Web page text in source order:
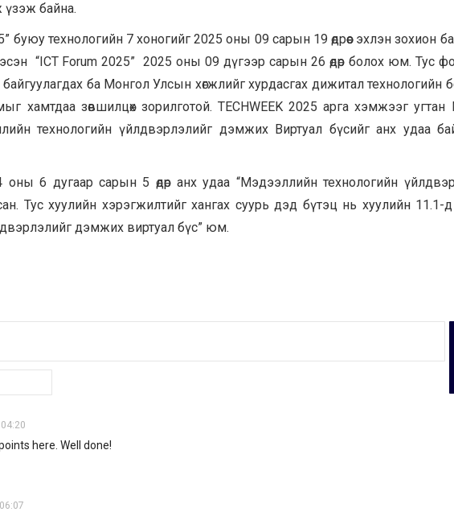
үзэж байна.
буюу технологийн 7 хоногийг 2025 оны 09 сарын 19 өдрөөс эхлэн зохион
“ICT Forum 2025” 2025 оны 09 дүгээр сарын 26 өдөр болох юм. Тус
ба Монгол Улсын хөгжлийг хурдасгах дижитал технологийн
хамтдаа зөвшилцөх зорилготой. TECHWEEK 2025 арга хэмжээг
технологийн үйлдвэрлэлийг дэмжих Виртуал бүсийг анх удаа
6 дугаар сарын 5 өдөр анх удаа “Мэдээллийн технологийн
Тус хуулийн хэрэгжилтийг хангах суурь дэд бүтэц нь хуулийн 11.1-
дэмжих виртуал бүс” юм.
here. Well done!